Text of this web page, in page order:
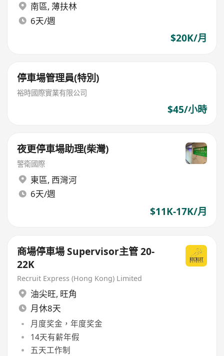
南區, 薄扶林
6天/週
$20K/月
停車場管理員(特別)
裕時國際實業有限公司
$45/小時
夜更停車場助理(柴灣)
警衛國際
東區, 西灣河
6天/週
$11K-17K/月
商場停車場 Supervisor主管 20-
22K
Recruit Express (Hong Kong) Limited
油尖旺, 旺角
月休8天
月度奖金，年度奖金
14天有薪年假
五天工作制